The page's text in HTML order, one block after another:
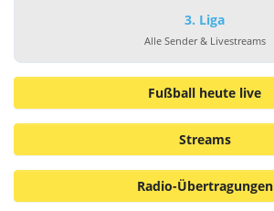
3. Liga
Alle Sender & Livestreams
Fußball heute live
Streams
Radio-Übertragungen